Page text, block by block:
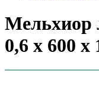
Мельхиор
0,6 х 600